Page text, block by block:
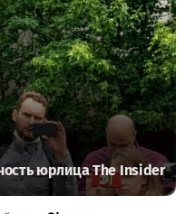
юрлица The Insider